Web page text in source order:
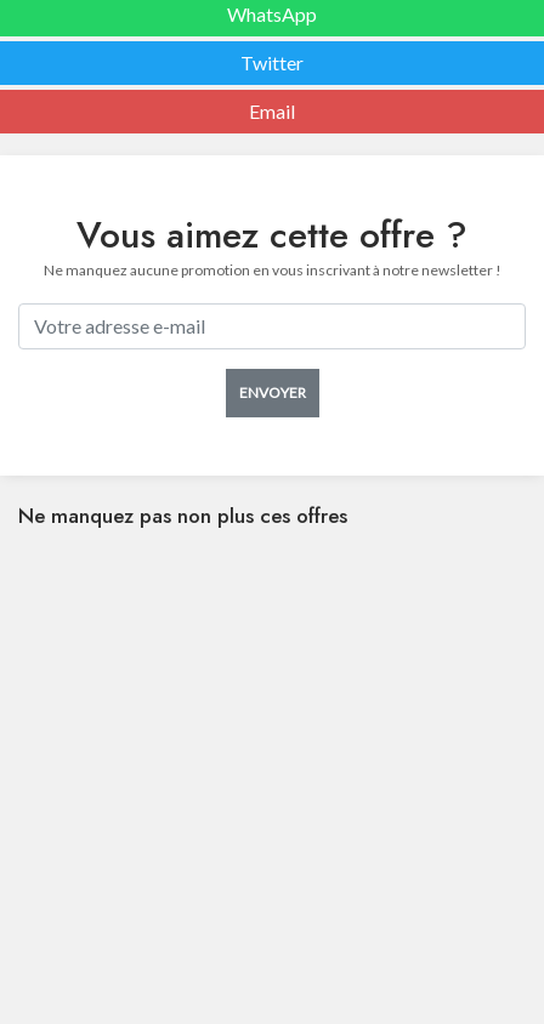
WhatsApp
Twitter
Email
Vous aimez cette offre ?
Ne manquez aucune promotion en vous inscrivant à notre newsletter !
ENVOYER
Ne manquez pas non plus ces offres